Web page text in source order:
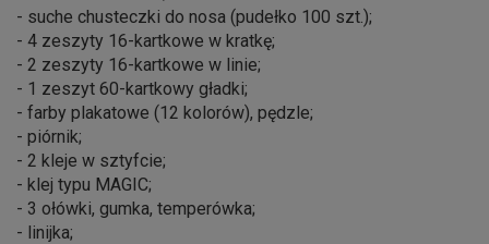
- suche chusteczki do nosa (pudełko 100 szt.);
- 4 zeszyty 16-kartkowe w kratkę;
- 2 zeszyty 16-kartkowe w linie;
- 1 zeszyt 60-kartkowy gładki;
- farby plakatowe (12 kolorów), pędzle;
- piórnik;
- 2 kleje w sztyfcie;
- klej typu MAGIC;
- 3 ołówki, gumka, temperówka;
- linijka;